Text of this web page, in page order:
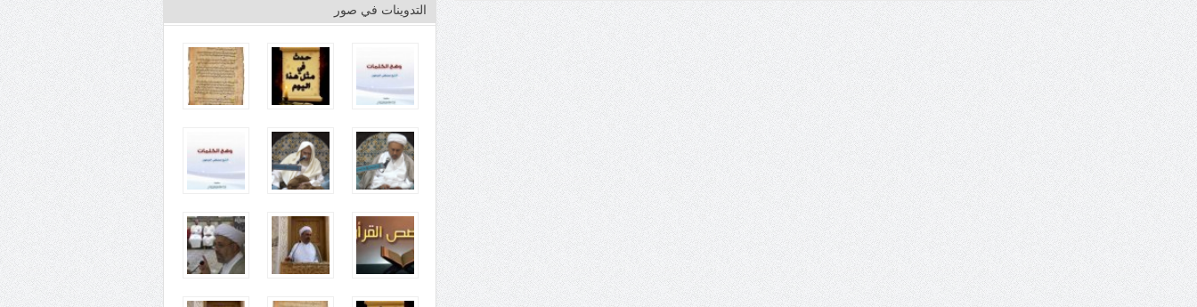
التدوينات في صور